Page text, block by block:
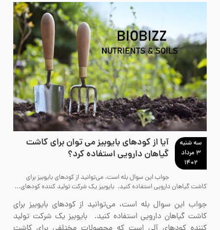
سه شنبه
۳ مرداد
۱۴۰۲
آیا از کودهای بایوبیز می توان برای کاشت
گیاهان دارویی استفاده کرد؟
جواب این سوال بله است، می‌توانید از کودهای بایوبیز برای
کاشت گیاهان دارویی استفاده کنید. بایوبیز یک شرکت تولید کننده کودهای...
جواب این سوال بله است، می‌توانید از کودهای بایوبیز برای
کاشت گیاهان دارویی استفاده کنید. بایوبیز یک شرکت تولید